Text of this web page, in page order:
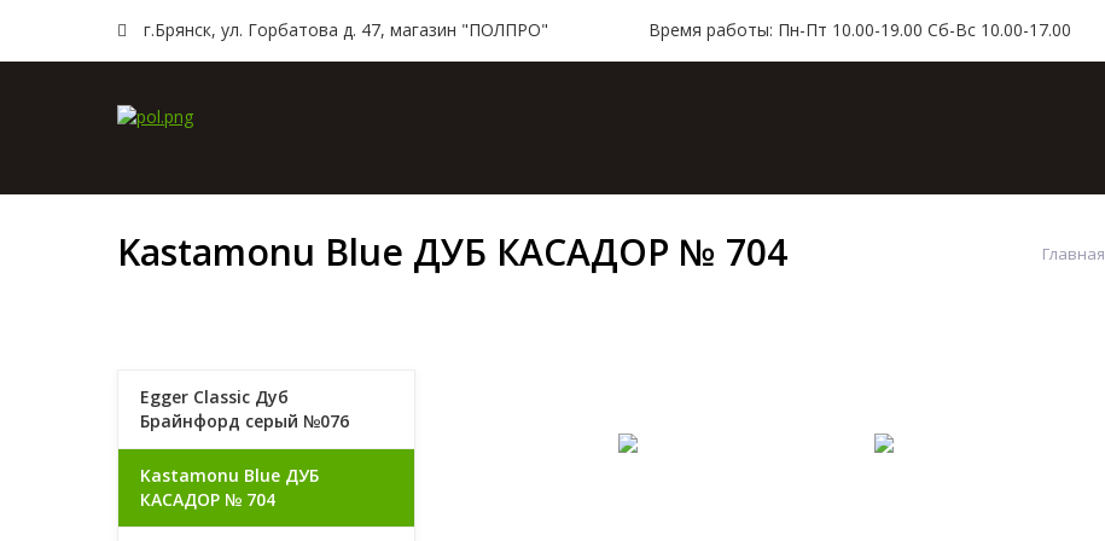
г.Брянск, ул. Горбатова д. 47, магазин "ПОЛПРO" Время работы: Пн-Пт 10.00-19.00 Сб-Вс 10.00-17.00
Kastamonu Blue ДУБ КАСАДОР № 704 Главная
Egger Classic Дуб
Брайнфорд серый №076
Kastamonu Blue ДУБ
КАСАДОР № 704